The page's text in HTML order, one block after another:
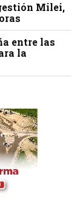
Milei,
entre las
la